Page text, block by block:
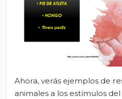
Ahora, verás ejemplos de
animales a los estímulos